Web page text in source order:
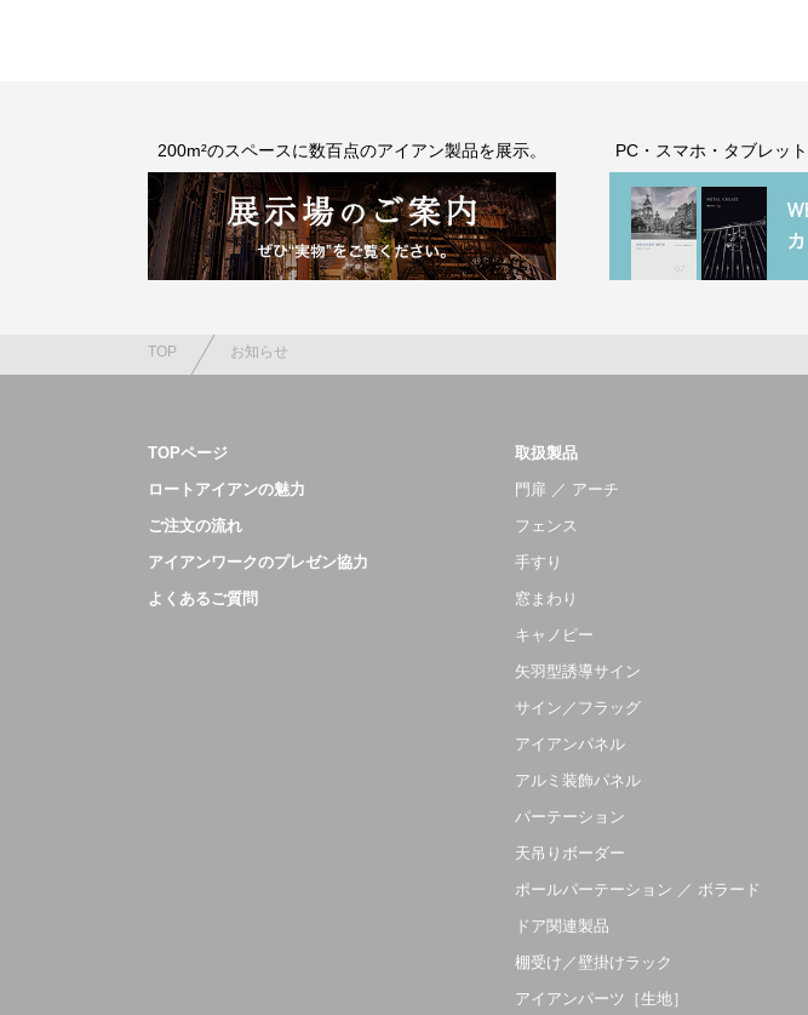
200m²のスペースに数百点のアイアン製品を展示。 PC・スマホ・タブレッ
TOP お知らせ
TOPページ
ロートアイアンの魅力
ご注文の流れ
アイアンワークのプレゼン協力
よくあるご質問
取扱製品
門扉 ／ アーチ
フェンス
手すり
窓まわり
キャノピー
矢羽型誘導サイン
サイン／フラッグ
アイアンパネル
アルミ装飾パネル
パーテーション
天吊りボーダー
ポールパーテーション ／ ボラード
ドア関連製品
棚受け／壁掛けラック
アイアンパーツ［生地］